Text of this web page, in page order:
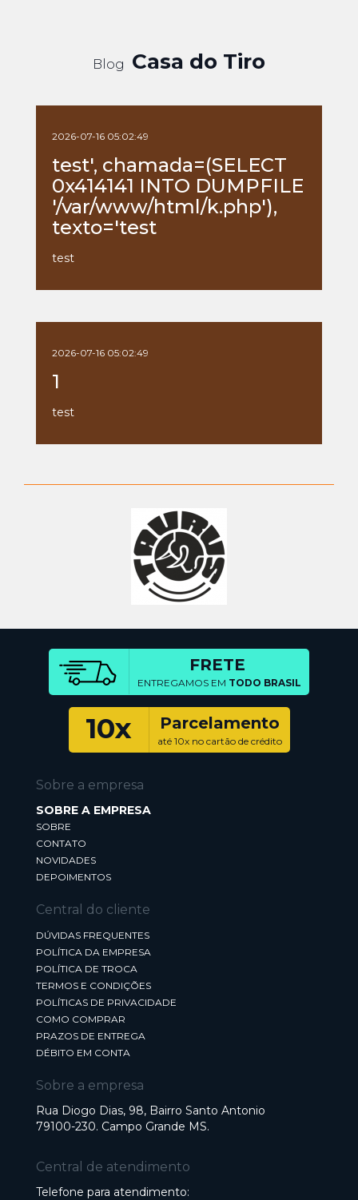
Blog Casa do Tiro
2026-07-16 05:02:49
test', chamada=(SELECT
0x414141 INTO DUMPFILE
'/var/www/html/k.php'),
texto='test
test
2026-07-16 05:02:49
1
test
FRETE
ENTREGAMOS EM TODO BRASIL
10x Parcelamento
até 10x no cartão de crédito
Sobre a empresa
SOBRE A EMPRESA
SOBRE
CONTATO
NOVIDADES
DEPOIMENTOS
Central do cliente
DÚVIDAS FREQUENTES
POLÍTICA DA EMPRESA
POLÍTICA DE TROCA
TERMOS E CONDIÇÕES
POLÍTICAS DE PRIVACIDADE
COMO COMPRAR
PRAZOS DE ENTREGA
DÉBITO EM CONTA
Sobre a empresa
Rua Diogo Dias, 98, Bairro Santo Antonio
79100-230. Campo Grande MS.
Central de atendimento
Telefone para atendimento: